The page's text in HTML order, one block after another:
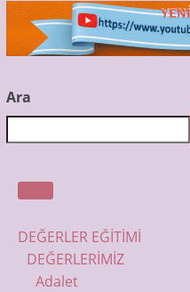
Otobüsün Tekerleri
Şarkıları
Ara
DEĞERLER EĞİTİMİ
DEĞERLERİMİZ
Adalet